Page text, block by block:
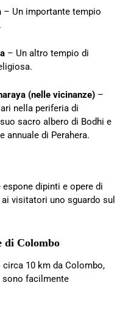
– Un importante tempio
– Un altro tempio di
(nelle vicinanze) –
nella periferia di
sacro albero di Bodhi e
annuale di Perahera.
dipinti e opere di
visitatori uno sguardo sul
di Colombo
10 km da Colombo,
facilmente